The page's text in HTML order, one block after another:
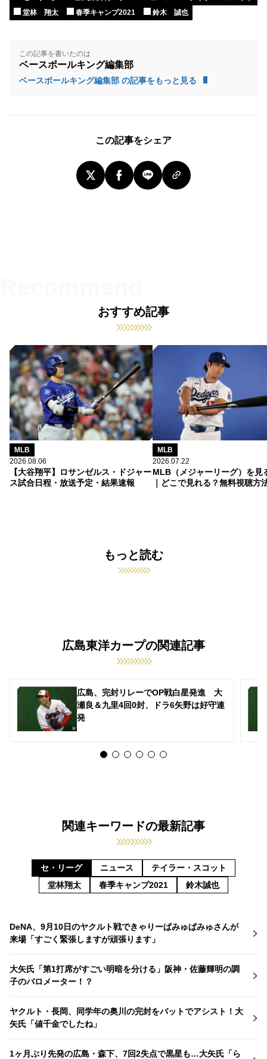
堂林 翔太
春季キャンプ2021 鈴木 誠也
この記事を書いたのは
ベースボールキング編集部
ベースボールキング編集部 の記事をもっと見る
この記事をシェア
おすすめ記事
MLB
2026.08.06
【大谷翔平】ロサンゼルス・ドジャー
ス試合日程・放送予定・結果速報
MLB
2026.07.22
MLB（メジャーリーグ）を見
｜どこで見れる？無料視聴方
もっと読む
広島東洋カープの関連記事
広島、完封リレーでOP戦白星発進 大
瀬良＆九里4回0封、ドラ6矢野は好守連
発
関連キーワードの最新記事
セ・リーグ ニュース
テイラー・スコット
堂林翔太
春季キャンプ2021 鈴木誠也
DeNA、9月10日のヤクルト戦できゃりーぱみゅぱみゅさんが
来場「すごく緊張しますが頑張ります」
大矢氏「第1打席がすごい明暗を分ける」阪神・佐藤輝明の調
子のバロメーター！？
ヤクルト・長岡、同学年の奥川の完封をバットでアシスト！大
矢氏「値千金でしたね」
1ヶ月ぶり先発の広島・森下、7回2失点で黒星も…大矢氏「ら